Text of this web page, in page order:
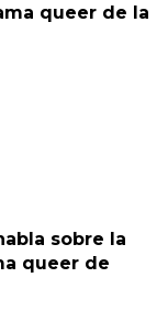
queer de la
sobre la
queer de